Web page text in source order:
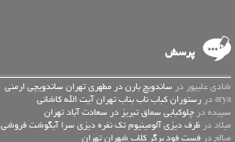
پرسش
شادی علیپور در ساندویچ بارن در مطهری تهران ساندویچی ارمنی
arya در
رستوران کباب ناب بناب تهران آیت الله کاشانی
سپیده در چلوکبابی سماق تبریز در سعادت آباد تهران
میلاد در ظرف دیزی آلومینیوم تک نفره دیزی سرا آبگوشت فروشی
صالح در فست فود برگر کلاب شهران تهران